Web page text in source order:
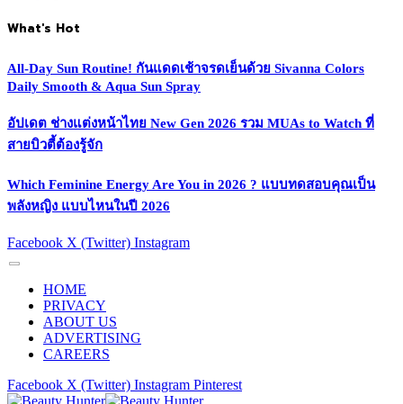
What's Hot
All-Day Sun Routine! กันแดดเช้าจรดเย็นด้วย Sivanna Colors
Daily Smooth & Aqua Sun Spray
อัปเดต ช่างแต่งหน้าไทย New Gen 2026 รวม MUAs to Watch ที่
สายบิวตี้ต้องรู้จัก
Which Feminine Energy Are You in 2026 ? แบบทดสอบคุณเป็น
พลังหญิง แบบไหนในปี 2026
Facebook X (Twitter) Instagram
HOME
PRIVACY
ABOUT US
ADVERTISING
CAREERS
Facebook X (Twitter) Instagram Pinterest